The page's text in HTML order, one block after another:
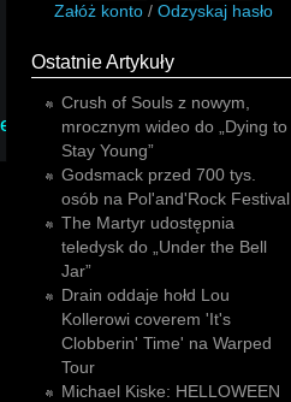
rock'n'roll black
Załóż konto / Odzyskaj hasło
Ostatnie Artykuły
Crush of Souls z nowym,
mrocznym wideo do „Dying to
Stay Young”
Godsmack przed 700 tys.
osób na Pol'and'Rock Festival
The Martyr udostępnia
teledysk do „Under the Bell
Jar”
Drain oddaje hołd Lou
Kollerowi coverem 'It's
Clobberin' Time' na Warped
Tour
Michael Kiske: HELLOWEEN